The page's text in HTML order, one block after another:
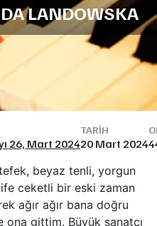
LANDOWSKA
26, Mart 2024
TARIH
20 Mart 2024
beyaz tenli, yorgun
ceketli bir eski zaman
ağır ağır bana doğru
gittim. Büyük sanatçı